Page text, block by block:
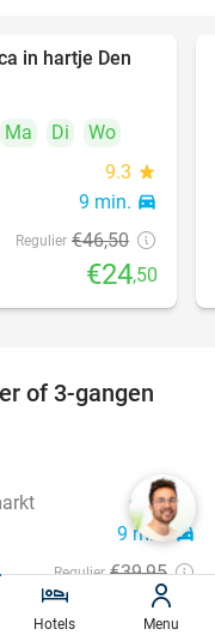
47%
in hartje Den
Ma Di
Wo
9.3 star
9 min. directions_car
Regulier €46,50
€24,50
50%
of 3-gangen
8.6star
9 min.directions_car
Regulier €39,95
€19
Hotels Menu